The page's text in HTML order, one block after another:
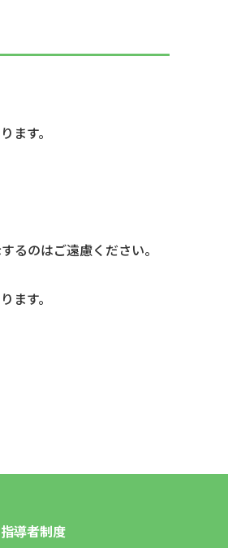
ます。
るのはご遠慮ください。
ます。
指導者制度